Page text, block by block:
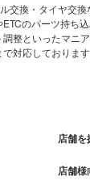
交換・タイヤ交
のパーツ持ち込
整といったマニ
対応しております
店舗を
店舗